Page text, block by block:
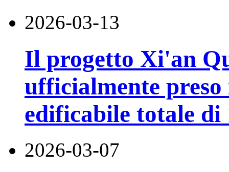
2026-03-13
Il progetto Xi'an
ufficialmente
edificabile totale
2026-03-07